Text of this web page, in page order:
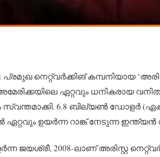
നെറ്റ്‌വർക്കിങ് കമ്പനിയായ
ഏറ്റവും ധനികരായ
സ്വന്തമാക്കി. 6.8 ബില്യൺ ഡോളർ
ഉയർന്ന റാങ്ക് നേടുന്ന
ജയശ്രീ, 2008-ലാണ് അരിസ്റ്റ